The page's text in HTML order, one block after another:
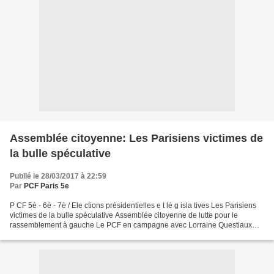
Assemblée citoyenne: Les Parisiens victimes de
la bulle spéculative
Publié le 28/03/2017 à 22:59
Par PCF Paris 5e
P CF 5è - 6è - 7è / Ele ctions présidentielles e t lé g isla tives Les Parisiens
victimes de la bulle spéculative Assemblée citoyenne de lutte pour le
rassemblement à gauche Le PCF en campagne avec Lorraine Questiaux